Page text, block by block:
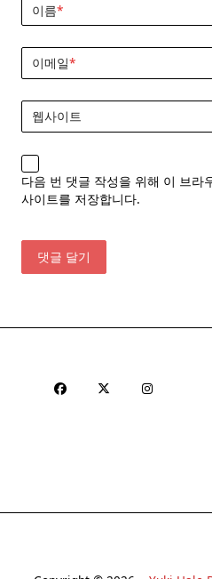
이름*
이메일*
웹사이트
다음 번 댓글 작성을 위해 이 브라
사이트를 저장합니다.